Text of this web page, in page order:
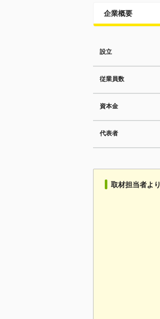
企業概要
設立
従業員数
資本金
代表者
取材担当者より